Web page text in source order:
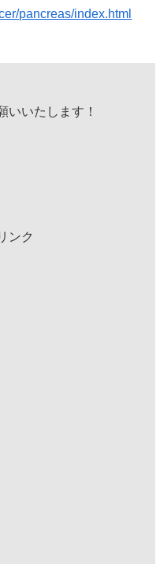
pancreas/index.html
いいたします！
ンク